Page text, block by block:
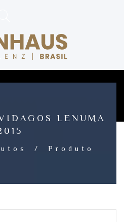
LENUMA
/ Produto